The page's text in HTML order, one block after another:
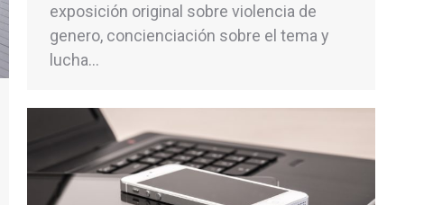
exposición original sobre violencia de
genero, concienciación sobre el tema y
lucha…